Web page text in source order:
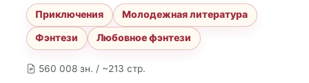
560 008 зн. / ~213 стр.
Приключения
Молодежная литература
Фэнтези
Любовное фэнтези